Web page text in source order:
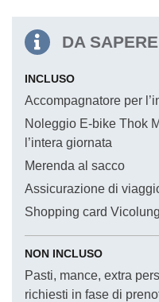
DA SAPERE
INCLUSO
Accompagnatore per
Noleggio E-bike Thok
l’intera giornata
Merenda al sacco
Assicurazione di
Shopping card
NON INCLUSO
Pasti, mance, extra
richiesti in fase di